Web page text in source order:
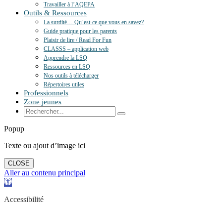
Travailler à l’AQEPA
Outils & Ressources
La surdité… Qu’est-ce que vous en savez?
Guide pratique pour les parents
Plaisir de lire / Read For Fun
CLASSS – application web
Apprendre la LSQ
Ressources en LSQ
Nos outils à télécharger
Répertoires utiles
Professionnels
Zone jeunes
Popup
Texte ou ajout d’image ici
CLOSE
Aller au contenu principal
Ouvrir
barre
Accessibilité